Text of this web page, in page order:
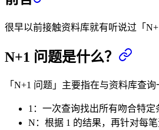
很早以前接触资料库就有听说过「
N+1 问题是什么？
「N+1 问题」主要指在与资料库查询
1：一次查询找出所有吻合特定
N：根据 1 的结果，再针对每